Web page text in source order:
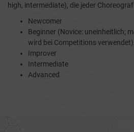
high, intermediate), die jeder
Newcomer
Beginner (Novice: uneinheitlich;
wird bei Competitions verwendet).
Improver
Intermediate
Advanced